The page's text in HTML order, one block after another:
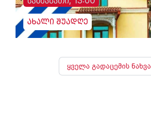
ახალი შუადღე
ყველა გადაცემის ნახვა